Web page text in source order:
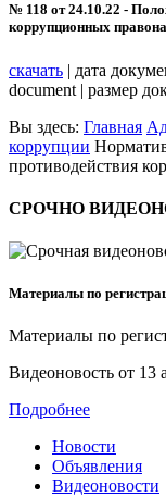
№ 118 от 24.10.22 -
коррупционных
скачать | дата
document | размер
Вы здесь: Главная
коррупции
противодействия
СРОЧНО
Материалы по
Материалы по
Видеоновость от 13
Подробнее
Новости
Объявления
Видеоновости